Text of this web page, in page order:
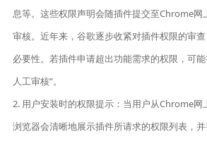
息等。这些权限声明会随插件提交至Chrome网
审核。近年来，谷歌逐步收紧对插件权限的审
必要性。若插件申请超出功能需求的权限，可
人工审核”。
2. 用户安装时的权限提示：当用户从Chrome网
浏览器会清晰地展示插件所请求的权限列表，